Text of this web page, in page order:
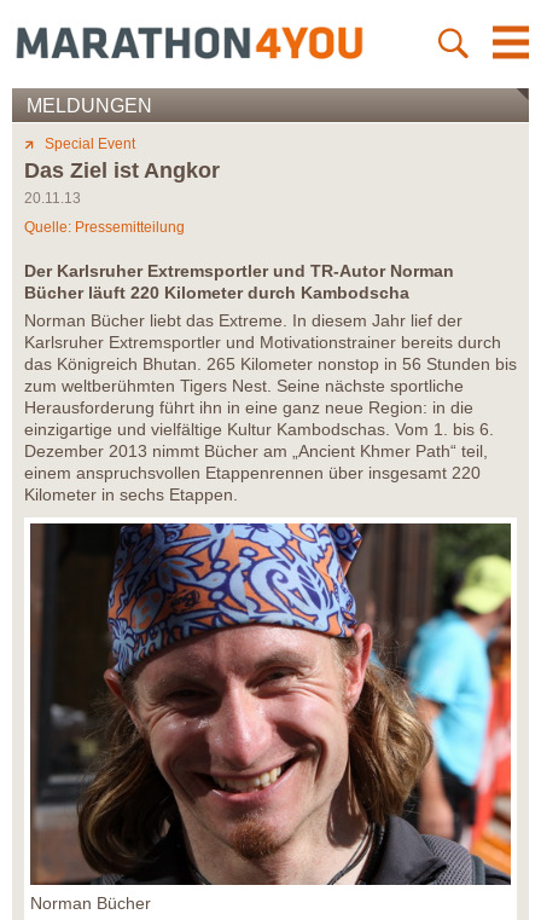
MELDUNGEN
Special Event
Das Ziel ist Angkor
20.11.13
Quelle: Pressemitteilung
Der Karlsruher Extremsportler und TR-Autor Norman
Bücher läuft 220 Kilometer durch Kambodscha
Norman Bücher liebt das Extreme. In diesem Jahr lief der
Karlsruher Extremsportler und Motivationstrainer bereits durch
das Königreich Bhutan. 265 Kilometer nonstop in 56 Stunden bis
zum weltberühmten Tigers Nest. Seine nächste sportliche
Herausforderung führt ihn in eine ganz neue Region: in die
einzigartige und vielfältige Kultur Kambodschas. Vom 1. bis 6.
Dezember 2013 nimmt Bücher am „Ancient Khmer Path“ teil,
einem anspruchsvollen Etappenrennen über insgesamt 220
Kilometer in sechs Etappen.
Norman Bücher